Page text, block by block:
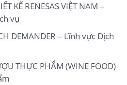
KẾ RENESAS VIỆT NAM –
vụ
DEMANDER – Lĩnh vực Dịch
THỰC PHẨM (WINE FOOD)